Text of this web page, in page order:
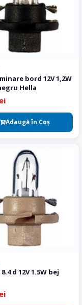
bord 12V 1,2W
Hella
Adaugă în Coş
d 12V 1.5W bej